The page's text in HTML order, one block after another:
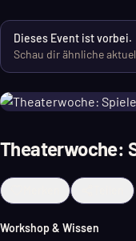
Dieses Event ist vorbei.
Schau dir ähnliche
Theaterwoche:
Workshop & Wissen